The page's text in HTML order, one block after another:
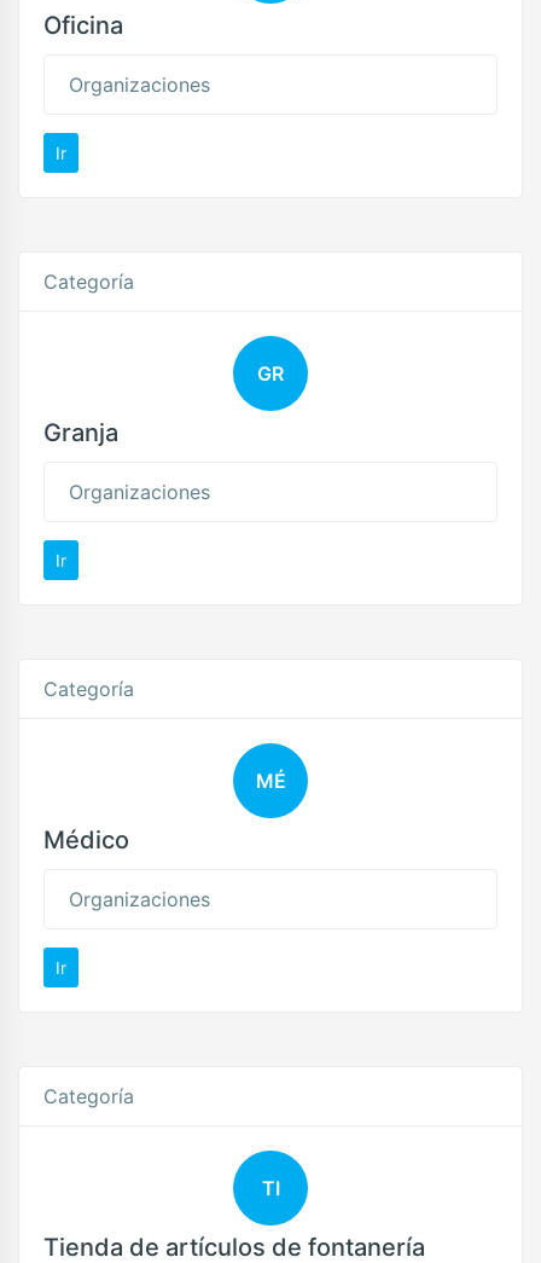
Oficina
Organizaciones
Ir
Categoría
GR
Granja
Organizaciones
Ir
Categoría
MÉ
Médico
Organizaciones
Ir
Categoría
TI
Tienda de artículos de fontanería